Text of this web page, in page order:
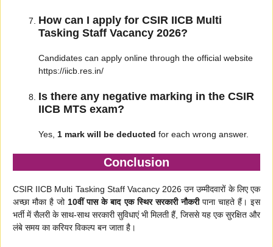
How can I apply for CSIR IICB Multi
Tasking Staff Vacancy 2026?
Candidates can apply online through the official website
https://iicb.res.in/
Is there any negative marking in the CSIR
IICB MTS exam?
Yes, 1 mark will be deducted for each wrong answer.
Conclusion
CSIR IICB Multi Tasking Staff Vacancy 2026 उन उम्मीदवारों के लिए एक
अच्छा मौका है जो 10वीं पास के बाद एक स्थिर सरकारी नौकरीपाना चाहते हैं। इस
भर्ती में सैलरी के साथ-साथ सरकारी सुविधाएं भी मिलती हैं, जिससे यह एक सुरक्षित और
लंबे समय का करियर विकल्प बन जाता है।